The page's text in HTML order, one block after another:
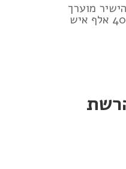
מוערך
ב-2 מיליארד שקל, 40 אלף איש